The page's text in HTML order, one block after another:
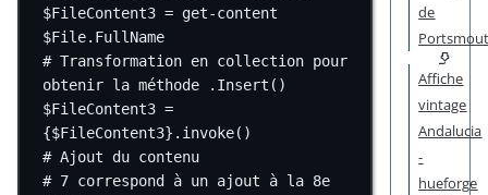
$FileContent3 = get-content
$File.FullName
# Transformation en collection pour
obtenir la méthode .Insert()
$FileContent3 =
{$FileContent3}.invoke()
# Ajout du contenu
# 7 correspond à un ajout à la 8e
de
Affiche
vintage
Andalucia
-
hueforge